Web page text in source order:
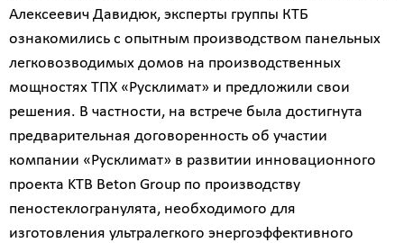
Алексеевич Давидюк, эксперты группы КТБ
ознакомились с опытным производством панельных
легковозводимых домов на производственных
мощностях ТПХ «Русклимат» и предложили свои
решения. В частности, на встрече была достигнута
предварительная договоренность об участии
компании «Русклимат» в развитии инновационного
проекта KTB Beton Group по производству
пеностеклогранулята, необходимого для
изготовления ультралегкого энергоэффективного